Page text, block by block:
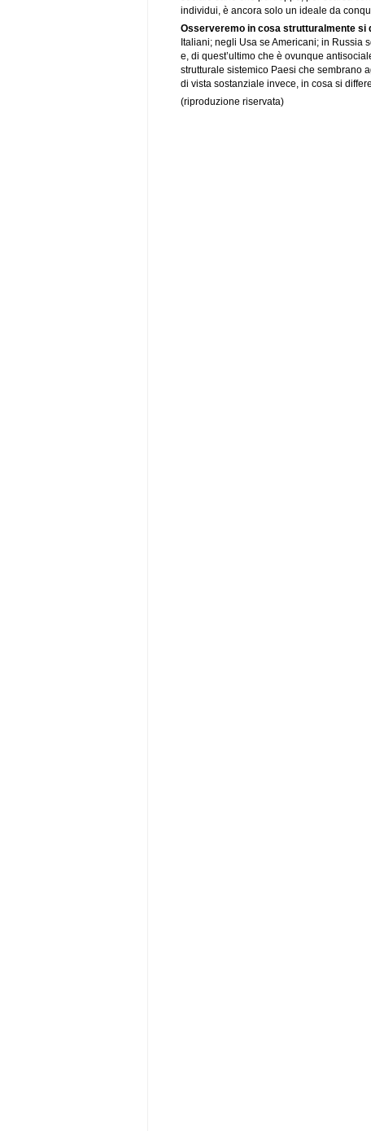
individui, è ancora solo un ideale da
Osserveremo in cosa strutturalmente si
Italiani; negli Usa se Americani; in Russia
e, di quest’ultimo che è ovunque
strutturale sistemico Paesi che sembrano
di vista sostanziale invece, in cosa si
(riproduzione riservata)